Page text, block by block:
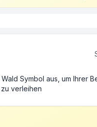
Symbol aus, um Ihrer
verleihen